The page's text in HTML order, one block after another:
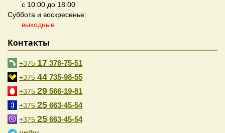
с 10:00 до 18:00
Суббота и воскресенье:
выходные
Контакты
+375 17 378-75-51
+375 44 735-98-55
+375 29 566-19-81
+375 25 663-45-54
+375 25 663-45-54